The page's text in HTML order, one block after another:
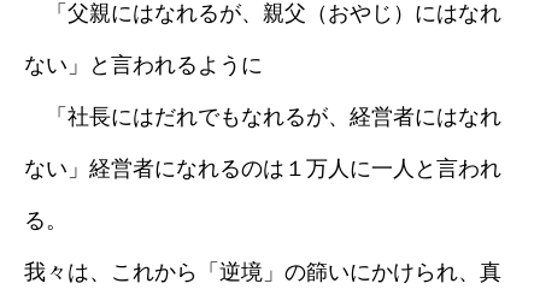
「父親にはなれるが、親父（おやじ）にはなれ
ない」と言われるように
「社長にはだれでもなれるが、経営者にはなれ
ない」経営者になれるのは１万人に一人と言われ
る。
我々は、これから「逆境」の篩いにかけられ、真